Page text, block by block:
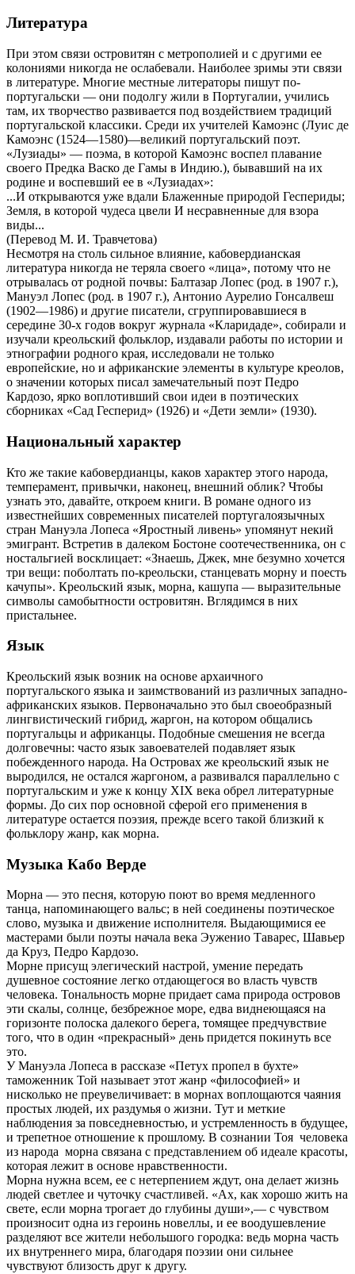
Литература
При этом связи островитян с метрополией и с другими ее
колониями никогда не ослабевали. Наиболее зримы эти связи
в литературе. Многие местные литераторы пишут по-
португальски — они подолгу жили в Португалии, учились
там, их творчество развивается под воздействием традиций
португальской классики. Среди их учителей Камоэнс (Луис де
Камоэнс (1524—1580)—великий португальский поэт.
«Лузиады» — поэма, в которой Камоэнс воспел плавание
своего Предка Васко де Гамы в Индию.), бывавший на их
родине и воспевший ее в «Лузиадах»:
...И открываются уже вдали Блаженные природой Геспериды;
Земля, в которой чудеса цвели И несравненные для взора
виды...
(Перевод М. И. Травчетова)
Несмотря на столь сильное влияние, кабовердианская
литература никогда не теряла своего «лица», потому что не
отрывалась от родной почвы: Балтазар Лопес (род. в 1907 г.),
Мануэл Лопес (род. в 1907 г.), Антонио Аурелио Гонсалвеш
(1902—1986) и другие писатели, сгруппировавшиеся в
середине 30-х годов вокруг журнала «Кларидаде», собирали и
изучали креольский фольклор, издавали работы по истории и
этнографии родного края, исследовали не только
европейские, но и африканские элементы в культуре креолов,
о значении которых писал замечательный поэт Педро
Кардозо, ярко воплотивший свои идеи в поэтических
сборниках «Сад Гесперид» (1926) и «Дети земли» (1930).
Национальный характер
Кто же такие кабовердианцы, каков характер этого народа,
темперамент, привычки, наконец, внешний облик? Чтобы
узнать это, давайте, откроем книги. В романе одного из
известнейших современных писателей португалоязычных
стран Мануэла Лопеса «Яростный ливень» упомянут некий
эмигрант. Встретив в далеком Бостоне соотечественника, он с
ностальгией восклицает: «Знаешь, Джек, мне безумно хочется
три вещи: поболтать по-креольски, станцевать морну и поесть
качупы». Креольский язык, морна, кашупа — выразительные
символы самобытности островитян. Вглядимся в них
пристальнее.
Язык
Креольский язык возник на основе архаичного
португальского языка и заимствований из различных западно-
африканских языков. Первоначально это был своеобразный
лингвистический гибрид, жаргон, на котором общались
португальцы и африканцы. Подобные смешения не всегда
долговечны: часто язык завоевателей подавляет язык
побежденного народа. На Островах же креольский язык не
выродился, не остался жаргоном, а развивался параллельно с
португальским и уже к концу XIX века обрел литературные
формы. До сих пор основной сферой его применения в
литературе остается поэзия, прежде всего такой близкий к
фольклору жанр, как морна.
Музыка Кабо Верде
Морна — это песня, которую поют во время медленного
танца, напоминающего вальс; в ней соединены поэтическое
слово, музыка и движение исполнителя. Выдающимися ее
мастерами были поэты начала века Эуженио Таварес, Шавьер
да Круз, Педро Кардозо.
Морне присущ элегический настрой, умение передать
душевное состояние легко отдающегося во власть чувств
человека. Тональность морне придает сама природа островов
эти скалы, солнце, безбрежное море, едва виднеющаяся на
горизонте полоска далекого берега, томящее предчувствие
того, что в один «прекрасный» день придется покинуть все
это.
У Мануэла Лопеса в рассказе «Петух пропел в бухте»
таможенник Той называет этот жанр «философией» и
нисколько не преувеличивает: в морнах воплощаются чаяния
простых людей, их раздумья о жизни. Тут и меткие
наблюдения за повседневностью, и устремленность в будущее,
и трепетное отношение к прошлому. В сознании Тоя человека
из народа морна связана с представлением об идеале красоты,
которая лежит в основе нравственности.
Морна нужна всем, ее с нетерпением ждут, она делает жизнь
людей светлее и чуточку счастливей. «Ах, как хорошо жить на
свете, если морна трогает до глубины души»,— с чувством
произносит одна из героинь новеллы, и ее воодушевление
разделяют все жители небольшого городка: ведь морна часть
их внутреннего мира, благодаря поэзии они сильнее
чувствуют близость друг к другу.